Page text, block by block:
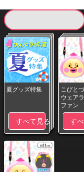
夏グッズ特集
すべて見る
こびと
ウェア
ファン
す